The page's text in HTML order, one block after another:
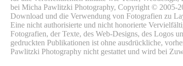
bei Micha Pawlitzki Photography, Copyright ©
Download und die Verwendung von Fotografien zu
Eine nicht authorisierte und nicht honorierte
Fotografien, der Texte, des Web-Designs, des Logos
gedruckten Publikationen ist ohne ausdrückliche,
Pawlitzki Photography nicht gestattet und wird bei